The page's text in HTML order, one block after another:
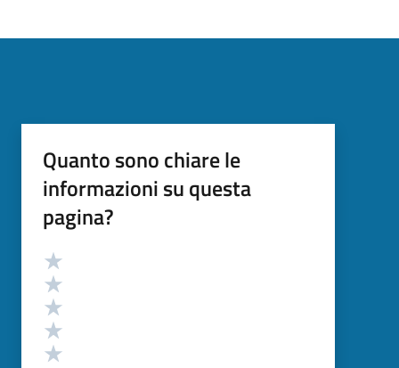
Quanto sono chiare le
informazioni su questa
pagina?
Valutazione